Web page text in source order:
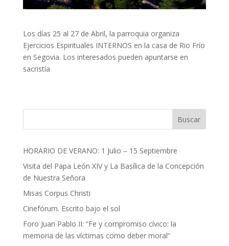
Los días 25 al 27 de Abril, la parroquia organiza
Ejercicios Espirituales INTERNOS en la casa de Rio Frío
en Segovia. Los interesados pueden apuntarse en
sacristía
Buscar
HORARIO DE VERANO: 1 Julio – 15 Septiembre
Visita del Papa León XIV y La Basílica de la Concepción
de Nuestra Señora
Misas Corpus Christi
Cinefórum. Escrito bajo el sol
Foro Juan Pablo II: “Fe y compromiso cívico: la
memoria de las víctimas como deber moral”